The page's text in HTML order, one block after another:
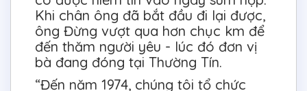
Khi chân ông đã bắt đầu đi lại được,
ông Đừng vượt qua hơn chục km để
đến thăm người yêu - lúc đó đơn vị
bà đang đóng tại Thường Tín.
“Đến năm 1974, chúng tôi tổ chức